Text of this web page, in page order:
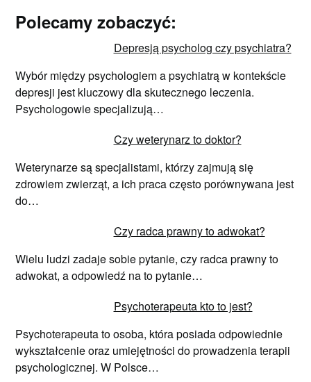
Polecamy zobaczyć:
Depresją psycholog czy psychiatra?
Wybór między psychologiem a psychiatrą w kontekście
depresji jest kluczowy dla skutecznego leczenia.
Psychologowie specjalizują…
Czy weterynarz to doktor?
Weterynarze są specjalistami, którzy zajmują się
zdrowiem zwierząt, a ich praca często porównywana jest
do…
Czy radca prawny to adwokat?
Wielu ludzi zadaje sobie pytanie, czy radca prawny to
adwokat, a odpowiedź na to pytanie…
Psychoterapeuta kto to jest?
Psychoterapeuta to osoba, która posiada odpowiednie
wykształcenie oraz umiejętności do prowadzenia terapii
psychologicznej. W Polsce…